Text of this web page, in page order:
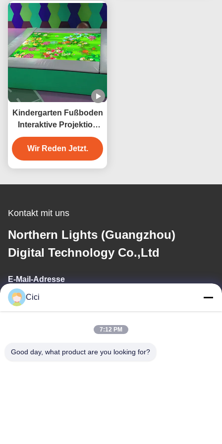
Kindergarten Fußboden
Interaktive Projektion
Trampolin Spiel
Innenbereich
Wir Reden Jetzt.
Kontakt mit uns
Northern Lights (Guangzhou)
Digital Technology Co.,Ltd
E-Mail-Adresse
sales03@bjgprojection.com
Adresse
Cici
7:12 PM
Good day, what product are you looking for?